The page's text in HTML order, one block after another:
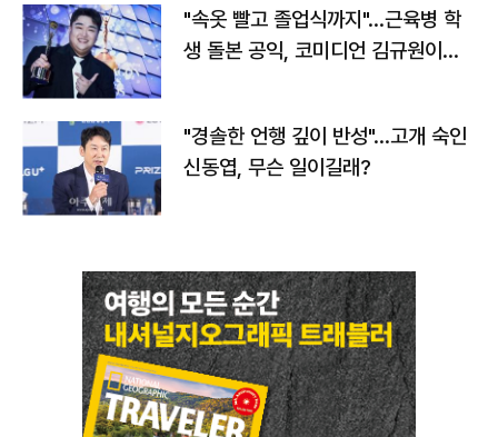
"속옷 빨고 졸업식까지"…근육병 학
생 돌본 공익, 코미디언 김규원이었
"경솔한 언행 깊이 반성"…고개 숙인
신동엽, 무슨 일이길래?